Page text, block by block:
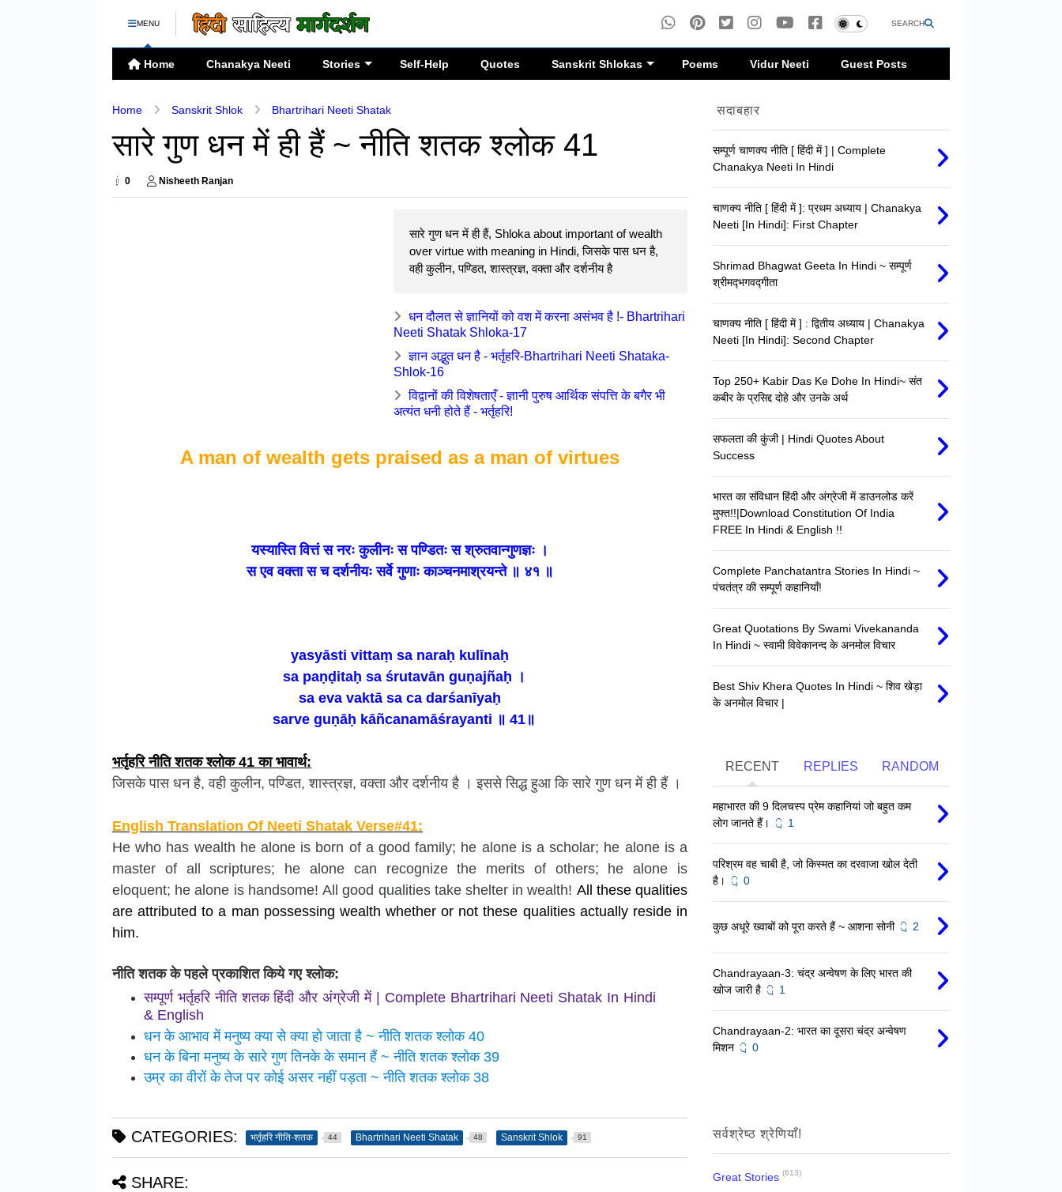
MENU SEARCH
Home Chanakya Neeti Stories Self-Help Quotes Sanskrit Shlokas Poems Vidur Neeti Guest Posts
Home Sanskrit Shlok Bhartrihari Neeti Shatak
सारे गुण धन में ही हैं ~ नीति शतक श्लोक 41
0 Nisheeth Ranjan
सारे गुण धन में ही हैं, Shloka about important of wealth
over virtue with meaning in Hindi, जिसके पास धन है,
वही कुलीन, पण्डित, शास्त्रज्ञ, वक्ता और दर्शनीय है
धन दौलत से ज्ञानियों को वश में करना असंभव है !- Bhartrihari
Neeti Shatak Shloka-17
ज्ञान अद्भुत धन है - भर्तृहरि-Bhartrihari Neeti Shataka-
Shlok-16
विद्वानों की विशेषताएँ - ज्ञानी पुरुष आर्थिक संपत्ति के बगैर भी
अत्यंत धनी होते हैं - भर्तृहरि!
A man of wealth gets praised as a man of virtues
यस्यास्ति वित्तं स नरः कुलीनः स पण्डितः स श्रुतवान्गुणज्ञः ।
स एव वक्ता स च दर्शनीयः सर्वे गुणाः काञ्चनमाश्रयन्ते ॥ ४१ ॥
yasyāsti vittaṃ sa naraḥ kulīnaḥ
sa paṇḍitaḥ sa śrutavān guṇajñaḥ ।
sa eva vaktā sa ca darśanīyaḥ
sarve guṇāḥ kāñcanamāśrayanti ॥ 41॥
भर्तृहरि नीति शतक श्लोक 41 का भावार्थ:
जिसके पास धन है, वही कुलीन, पण्डित, शास्त्रज्ञ, वक्ता और दर्शनीय है । इससे सिद्ध हुआ कि सारे गुण धन में ही हैं ।
English Translation Of Neeti Shatak Verse#41:
He who has wealth he alone is born of a good family; he alone is a scholar; he alone is a
master of all scriptures; he alone can recognize the merits of others; he alone is
eloquent; he alone is handsome!All good qualities take shelter in wealth! All these qualities
are attributed to a man possessing wealth whether or not these qualities actually reside in
him.
नीति शतक के पहले प्रकाशित किये गए श्लोक:
सम्पूर्ण भर्तृहरि नीति शतक हिंदी और अंग्रेजी में | Complete Bhartrihari Neeti Shatak In Hindi
& English
धन के आभाव में मनुष्य क्या से क्या हो जाता है ~ नीति शतक श्लोक 40
धन के बिना मनुष्य के सारे गुण तिनके के समान हैं ~ नीति शतक श्लोक 39
उम्र का वीरों के तेज पर कोई असर नहीं पड़ता ~ नीति शतक श्लोक 38
CATEGORIES: भर्तृहरि नीति-शतक 44 Bhartrihari Neeti Shatak 48 Sanskrit Shlok 91
SHARE:
सदाबहार
सम्पूर्ण चाणक्य नीति [ हिंदी में ] | Complete
Chanakya Neeti In Hindi
चाणक्य नीति [ हिंदी में ]: प्रथम अध्याय | Chanakya
Neeti [In Hindi]: First Chapter
Shrimad Bhagwat Geeta In Hindi ~ सम्पूर्ण
श्रीमद्‍भगवद्‍गीता
चाणक्य नीति [ हिंदी में ] : द्वितीय अध्याय | Chanakya
Neeti [In Hindi]: Second Chapter
Top 250+ Kabir Das Ke Dohe In Hindi~ संत
कबीर के प्रसिद्द दोहे और उनके अर्थ
सफलता की कुंजी | Hindi Quotes About
Success
भारत का संविधान हिंदी और अंग्रेजी में डाउनलोड करें
मुफ्त!!|Download Constitution Of India
FREE In Hindi & English !!
Complete Panchatantra Stories In Hindi ~
पंचतंत्र की सम्पूर्ण कहानियाँ!
Great Quotations By Swami Vivekananda
In Hindi ~ स्वामी विवेकानन्द के अनमोल विचार
Best Shiv Khera Quotes In Hindi ~ शिव खेड़ा
के अनमोल विचार |
RECENT REPLIES RANDOM
महाभारत की 9 दिलचस्प प्रेम कहानियां जो बहुत कम
लोग जानते हैं।
1
परिश्रम वह चाबी है, जो किस्मत का दरवाजा खोल देती
है।
0
कुछ अधूरे ख्वाबों को पूरा करते हैं ~ आशना सोनी 2
Chandrayaan-3: चंद्र अन्वेषण के लिए भारत की
खोज जारी है
1
Chandrayaan-2: भारत का दूसरा चंद्र अन्वेषण
मिशन
0
सर्वश्रेष्ठ श्रेणियाँ!
Great Stories (613)